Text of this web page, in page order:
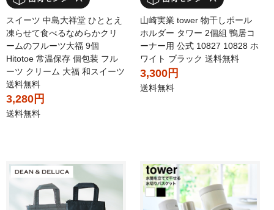
スイーツ 中島大祥堂 ひととえ
凍らせて食べるなめらかクリ
ームのフルーツ大福 9個
Hitotoe 常温保存 個包装 フル
ーツ クリーム 大福 和スイーツ
送料無料
3,280円
送料無料
山崎実業 tower 物干しポール
ホルダー タワー 2個組 鴨居コ
ーナー用 公式 10827 10828 ホ
ワイト ブラック 送料無料
3,300円
送料無料